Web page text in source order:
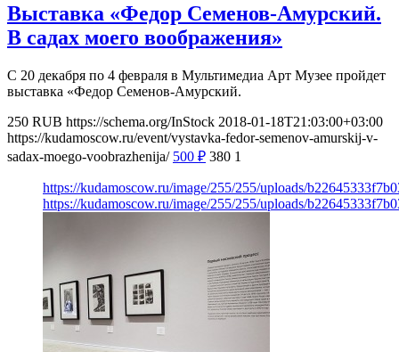
Выставка «Федор Семенов-Амурский.
В садах моего воображения»
С 20 декабря по 4 февраля в Мультимедиа Арт Музее пройдет
выставка «Федор Семенов-Амурский.
250 RUB https://schema.org/InStock 2018-01-18T21:03:00+03:00
https://kudamoscow.ru/event/vystavka-fedor-semenov-amurskij-v-
sadax-moego-voobrazhenija/ 500 ₽ 380 1
https://kudamoscow.ru/image/255/255/uploads/
https://kudamoscow.ru/image/255/255/uploads/